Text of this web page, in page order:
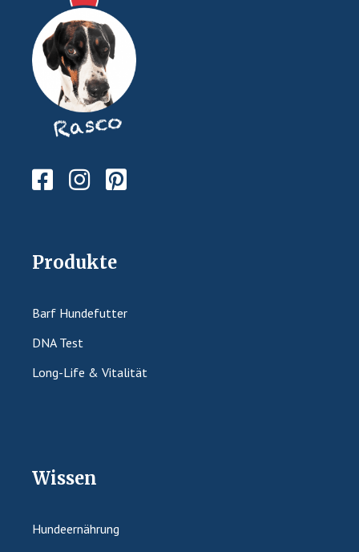
Produkte
Barf Hundefutter
DNA Test
Long-Life & Vitalität
Wissen
Hundeernährung